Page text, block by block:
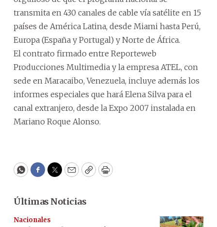
transmita en 430 canales de cable vía satélite en 15
países de América Latina, desde Miami hasta Perú,
Europa (España y Portugal) y Norte de África.
El contrato firmado entre Reporteweb
Producciones Multimedia y la empresa ATEL, con
sede en Maracaibo, Venezuela, incluye además los
informes especiales que hará Elena Silva para el
canal extranjero, desde la Expo 2007 instalada en
Mariano Roque Alonso.
WhatsApp
Facebook
Twitter
EmailCopyPrint
Últimas Noticias
Nacionales